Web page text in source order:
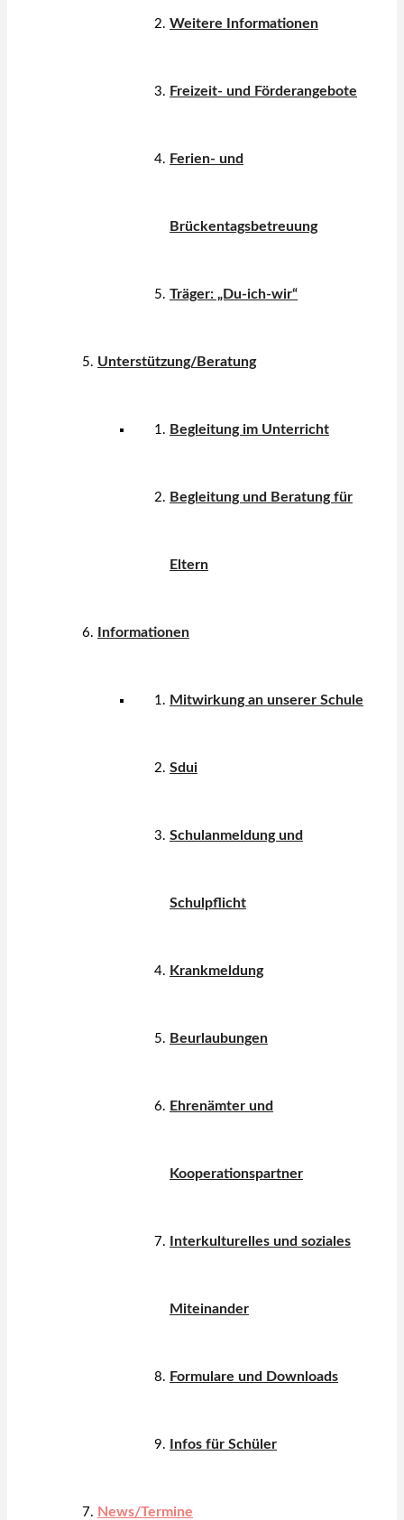
Weitere Informationen
Freizeit- und Förderangebote
Ferien- und
Brückentagsbetreuung
Träger: „Du-ich-wir“
Unterstützung/Beratung
Begleitung im Unterricht
Begleitung und Beratung für
Eltern
Informationen
Mitwirkung an unserer Schule
Sdui
Schulanmeldung und
Schulpflicht
Krankmeldung
Beurlaubungen
Ehrenämter und
Kooperationspartner
Interkulturelles und soziales
Miteinander
Formulare und Downloads
Infos für Schüler
News/Termine